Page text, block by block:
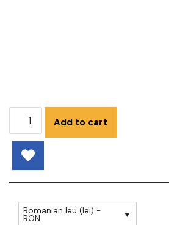
Add to cart
Romanian leu (lei) -
RON